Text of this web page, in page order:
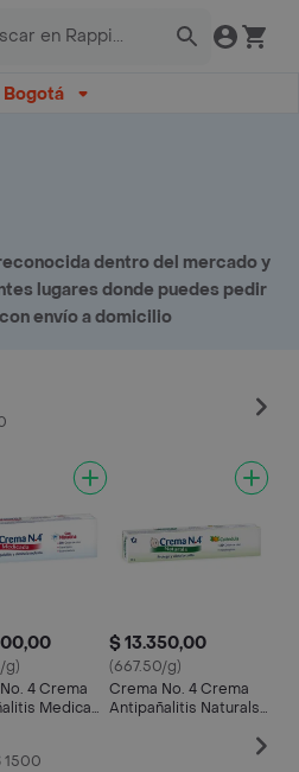
Bogotá
dentro del mercado y
lugares donde puedes pedir
envío a domicilio
g)
4 Crema
Medicada
$ 13.350,00
(667.50/g)
Crema No. 4 Crema
Antipañalitis Naturals
1500